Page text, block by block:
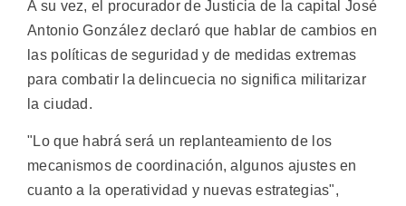
A su vez, el procurador de Justicia de la capital José
Antonio González declaró que hablar de cambios en
las políticas de seguridad y de medidas extremas
para combatir la delincuecia no significa militarizar
la ciudad.
"Lo que habrá será un replanteamiento de los
mecanismos de coordinación, algunos ajustes en
cuanto a la operatividad y nuevas estrategias",